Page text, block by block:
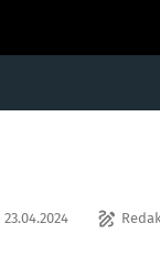
draw
23.04.2024